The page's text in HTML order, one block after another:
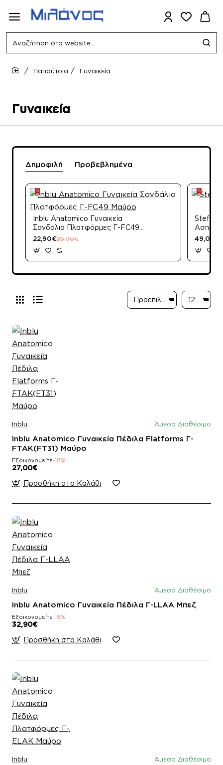
Αναζήτηση
website...
Γυναικεία
Παπούτσια Γυναικεία
Δημοφιλή Προβεβλημένα
Inblu Anatomico Γυναικεία
Σανδάλια Πλατφόρμες Γ-FC49
Μαύρο
22,90€26,90€
Stefania
Ασημί
49,00€
Inblu Άμεσα Διαθέσιμο
Inblu Anatomico Γυναικεία Πέδιλα Flatforms Γ-
FTAK(FT31) Mαύρο
Εξοικονομείτε-18%
27,00€
Προσθήκη στο Καλάθι
Inblu Άμεσα Διαθέσιμο
Inblu Anatomico Γυναικεία Πέδιλα Γ-LLAA Μπεζ
Εξοικονομείτε-18%
32,90€
Προσθήκη στο Καλάθι
Inblu Άμεσα Διαθέσιμο